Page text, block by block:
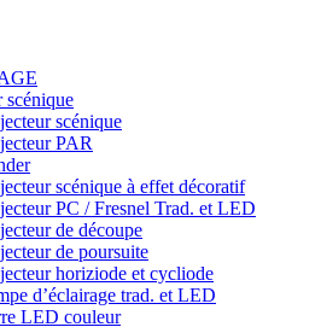
scénique
scénique
PAR
scénique à effet décoratif
PC / Fresnel Trad. et LED
de découpe
de poursuite
horiziode et cycliode
d’éclairage trad. et LED
LED couleur